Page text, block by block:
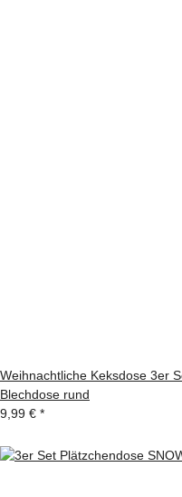
Weihnachtliche Keksdose 3er
Blechdose rund
9,99 € *